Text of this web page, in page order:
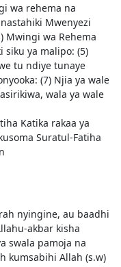
wa rehema na
Mwenyezi
Mwingi wa Rehema
siku ya malipo: (5)
tu ndiye tunaye
(7) Njia ya wale
wala ya wale
Katika rakaa ya
Suratul-Fatiha
nyingine, au baadhi
akbar kisha
swala pamoja na
kumsabihi Allah (s.w)